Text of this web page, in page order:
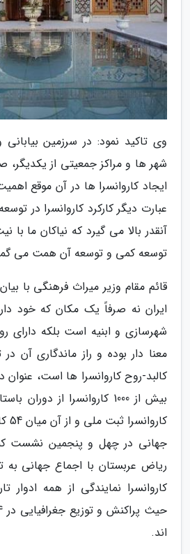
وی تاکید نمود: در سرزمین
شهر ها و مراکز جمعیتی از
ایجاد کاروانسرا ها در آن موقع
عبارت دیگر کارکرد کاروانسرا در
آنقدر بالا می گیرد که نیاکان ما با
توسعه کمی و توسعه آن همت می
قائم مقام وزیر میراث فرهنگی با
ایران نه صرفاً یک مکان که خود
شهرسازی و ابنیه است بلکه دارای
معنا دار بوده و راز ماندگاری آن
کالبد-روح کاروانسرا ها است، عنوان
جهانی در چهل و پنجمین نشست
کاروانسرا نمایندگی از همه ادوار
اند.